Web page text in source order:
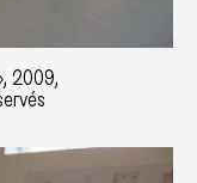
2009,